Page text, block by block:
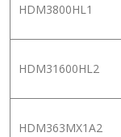
HDM3800HL1
HDM31600HL2
HDM363MX1A2